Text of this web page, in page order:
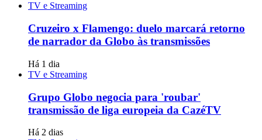
TV e Streaming
Cruzeiro x Flamengo: duelo marcará retorno
de narrador da Globo às transmissões
Há 1 dia
TV e Streaming
Grupo Globo negocia para 'roubar'
transmissão de liga europeia da CazéTV
Há 2 dias